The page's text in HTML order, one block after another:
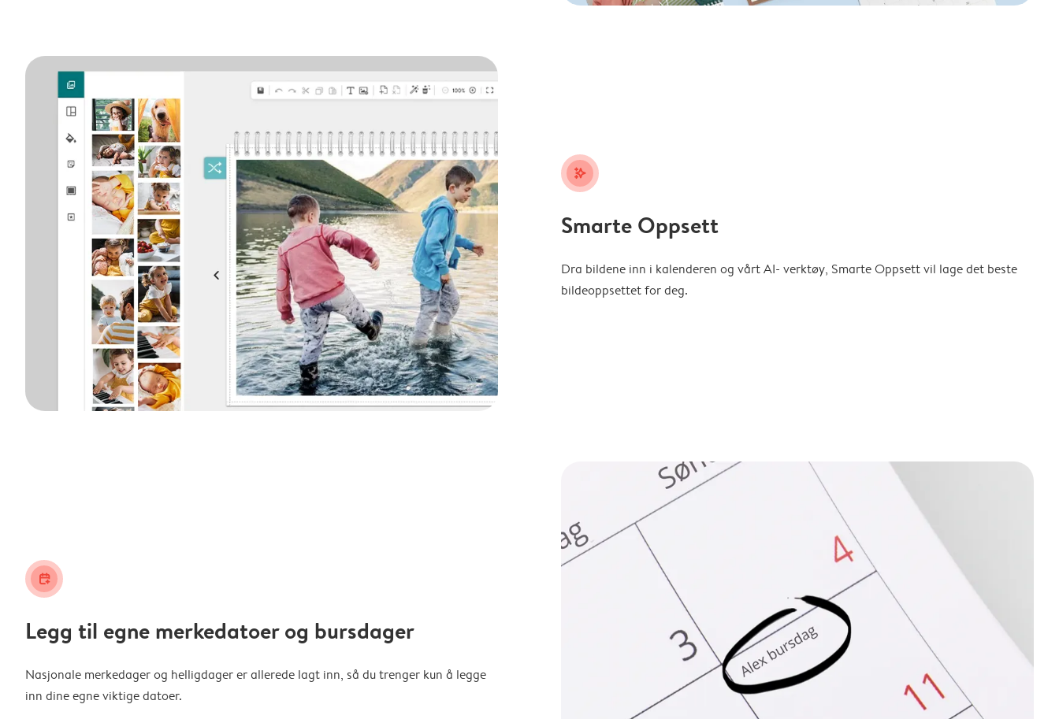
stars_plus
Smarte Oppsett
Dra bildene inn i kalenderen og vårt AI- verktøy, Smarte Oppsett vil lage det beste
bildeoppsettet for deg.
calendar_plus
Legg til egne merkedatoer og bursdager
Nasjonale merkedager og helligdager er allerede lagt inn, så du trenger kun å legge
inn dine egne viktige datoer.